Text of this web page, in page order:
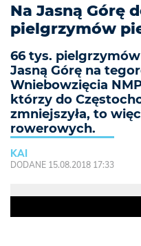
Na Jasną Górę
pielgrzymów
66 tys.
Jasną Górę na
Wniebowzięcia
którzy do
zmniejszyła, to
rowerowych.
KAI
DODANE 15.08.2018 17:33